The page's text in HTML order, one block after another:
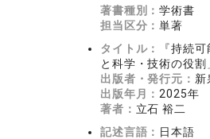
著書種別：学術書
担当区分：単著
タイトル：
『持続
と科学・技術の役
出版者・発行元： 新
出版年月： 2025年
著者： 立石 裕二
記述言語： 日本語